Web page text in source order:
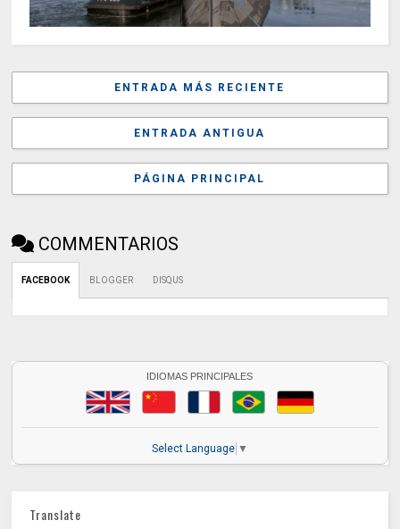
ENTRADA MÁS RECIENTE
ENTRADA ANTIGUA
PÁGINA PRINCIPAL
COMMENTARIOS
FACEBOOK BLOGGER DISQUS
IDIOMAS PRINCIPALES
Select Language ▼
Translate